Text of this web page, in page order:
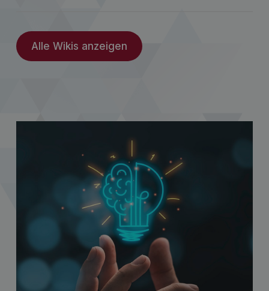
Alle Wikis anzeigen